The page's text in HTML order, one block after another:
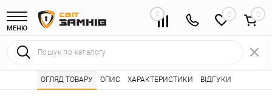
МЕНЮ
0 0
Інтернет магазин замків • Каталог товарів ⭐ Серцевини
ОГЛЯД ТОВАРУ ОПИС ХАРАКТЕРИСТИКИ ВІДГУКИ